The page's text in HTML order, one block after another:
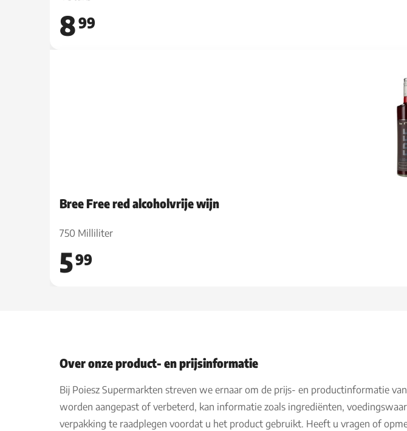
899
Bree Free red alcoholvrije wijn
750 Milliliter
599
Over onze product- en prijsinformatie
Bij Poiesz Supermarkten streven we ernaar om de prijs- en productinformatie
worden aangepast of verbeterd, kan informatie zoals ingrediënten,
verpakking te raadplegen voordat u het product gebruikt. Heeft u vragen of